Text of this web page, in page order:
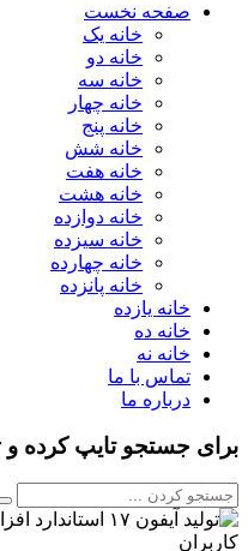
صفحه نخست
خانه یک
خانه دو
خانه سه
خانه چهار
خانه پنج
خانه شش
خانه هفت
خانه هشت
خانه دوازده
خانه سیزده
خانه چهارده
خانه پانزده
خانه یازده
خانه ده
خانه نه
تماس با ما
درباره ما
برای جستجو تایپ کرده و Enter را بزنید